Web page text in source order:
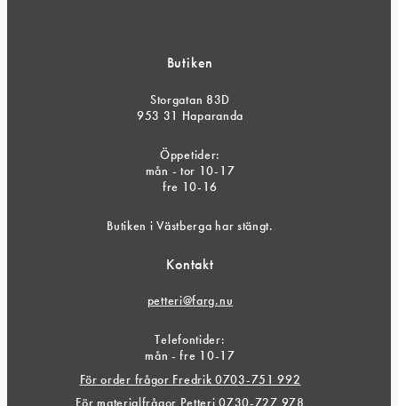
Butiken
Storgatan 83D
953 31 Haparanda
Öppetider:
mån - tor 10-17
fre 10-16
Butiken i Västberga har stängt.
Kontakt
petteri@farg.nu
Telefontider:
mån - fre 10-17
För order frågor Fredrik 0703-751 992
För materialfrågor Petteri 0730-727 978